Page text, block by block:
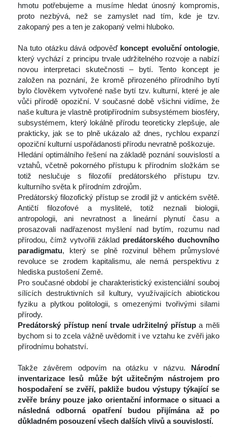
hmotu potřebujeme a musíme hledat únosný kompromis,
proto nezbývá, než se zamyslet nad tím, kde je tzv.
zakopaný pes a ten je zakopaný velmi hluboko.
Na tuto otázku dává odpověď koncept evoluční ontologie,
který vychází z principu trvale udržitelného rozvoje a nabízí
novou interpretaci skutečnosti – bytí. Tento koncept je
založen na poznání, že kromě přirozeného přírodního bytí
bylo člověkem vytvořené naše bytí tzv. kulturní, které je ale
vůči přírodě opoziční. V současné době všichni vidíme, že
naše kultura je vlastně protipřírodním subsystémem biosféry,
ubsystémem, který lokálně přírodu teoreticky zlepšuje, ale
prakticky, jak se to plně ukázalo až dnes, rychlou expanzí
opoziční kulturní uspořádanosti přírodu nevratně poškozuje.
Hledání optimálního řešení na základě poznání souvislostí a
vztahů, včetně pokorného přístupu k přírodním složkám se
totiž neslučuje s filozofií predátorského přístupu tzv.
kulturního světa k přírodním zdrojům.
Predátorský filozofický přístup se zrodil již v antickém světě.
Antičtí filozofové a myslitelé, totiž neznali biologii,
antropologii, ani nevratnost a lineární plynutí času a
prosazovali nadřazenost myšlení nad bytím, rozumu nad
přírodou, čímž vytvořili základ predátorského duchovního
paradigmatu, který se plně rozvinul během průmyslové
revoluce se zrodem kapitalismu, ale nemá perspektivu z
hlediska pustošení Země.
Pro současné období je charakteristický existenciální souboj
ílících destruktivních sil kultury, využívajících abiotickou
fyziku a plytkou politologii, s omezenými tvořivými silami
přírody.
Predátorský přístup není trvale udržitelný přístup a měli
bychom si to zcela vážně uvědomit i ve vztahu ke zvěři jako
přírodnímu bohatství.
Takže závěrem odpovím na otázku v názvu. Národní
inventarizace lesů může být užitečným nástrojem pro
hospodaření se zvěří, pakliže budou výstupy týkající se
zvěře brány pouze jako orientační informace o situaci a
následná odborná opatření budou přijímána až po
důkladném posouzení všech dalších vlivů a souvislostí.